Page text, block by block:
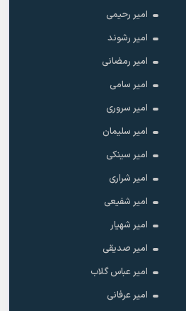
امیر رحیمی
امیر رشوند
امیر رمضانی
امیر سامی
امیر سروری
امیر سلیمان
امیر سینکی
امیر شراری
امیر شفیعی
امیر شهیار
امیر صدیقی
امیر عباس گلاب
امیر عرفانی